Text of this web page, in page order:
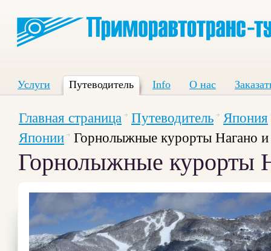
Услуги Путеводитель Info О нас
Главная страница Путеводитель
Япония
Японии
Горнолыжные курорты Нагано и
Горнолыжные курорты